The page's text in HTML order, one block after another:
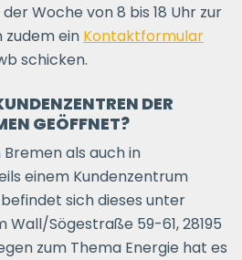
Woche von 8 bis 18 Uhr zur
zudem ein Kontaktformular
schicken.
DER
GEÖFFNET?
Bremen als auch in
einem Kundenzentrum
befindet sich dieses unter
Wall/Sögestraße 59-61, 28195
zum Thema Energie hat es